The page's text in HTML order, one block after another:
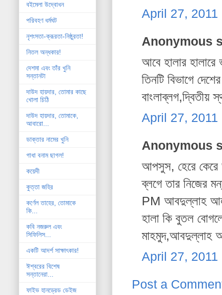
April 27, 2011
Anonymous
আবে হালার
তিনটি বিভাগে
বাংলাব্লগ,দ্বিতীয়
April 27, 2011
Anonymous
আপসুস, হেরে
ব্লগে তার নিজের
PM আবদুল্লাহ
হালা কি বুতল
মাহমুদ,আবদুল্লাহ
April 27, 2011
Post a
বইমেলা উদ্বোধন
পরিবহণ ধর্মঘট
নৃশংসতা-ক্রূরতা-নিষ্ঠুরতা!
নিতল অন্ধকার!
দেশমা এবং তাঁর খুনি
সন্তানটা
দাউদ হায়দার, তোমার কাছে
খোলা চিঠি
দাউদ হায়দার, তোমাকে,
আবারো...
ডাক্তার নামের খুনি
গাধা বনাম ছাগল!
কয়েদী
কুত্তা জহির
কর্ণেল তাহের, তোমাকে
কি...
কবি নজরুল এবং
সিফিলিস...
একটি আদর্শ সাক্ষাৎকার!
ঈশ্বরের বিশেষ
সন্তানেরা...
ফাইভ হানড্রেড ডেইজ